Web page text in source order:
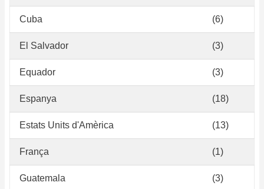
Cuba (6)
El Salvador (3)
Equador (3)
Espanya (18)
Estats Units d'Amèrica (13)
França (1)
Guatemala (3)